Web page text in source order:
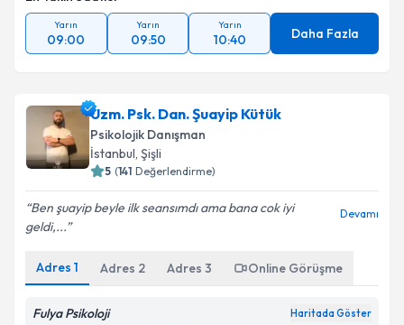
Yarın
09:00
Yarın
09:50
Yarın
10:40 Daha Fazla
Uzm. Psk. Dan. Şuayip Kütük
Psikolojik Danışman
İstanbul, Şişli
5 (141 Değerlendirme)
Ben şuayip beyle ilk seansımdı ama bana cok iyi
geldi,...
Devamı
Adres 1 Adres 2 Adres 3 Online Görüşme
Fulya Psikoloji Haritada Göster